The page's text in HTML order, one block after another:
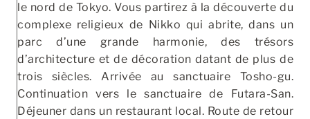
le nord de Tokyo. Vous partirez à la découverte du
complexe religieux de Nikko qui abrite, dans un
parc d’une grande harmonie, des trésors
d’architecture et de décoration datant de plus de
trois siècles. Arrivée au sanctuaire Tosho-gu.
Continuation vers le sanctuaire de Futara-San.
Déjeuner dans un restaurant local. Route de retour